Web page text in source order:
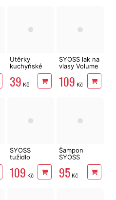
Utěrky
kuchyňské
Clean
2vrstvé, 4
39 Kč
SYOSS lak na
vlasy Volume
109 Kč
SYOSS
tužidlo
Volume Lift
250 ml
109 Kč
Šampon
SYOSS
Keratin 440
ml
95 Kč